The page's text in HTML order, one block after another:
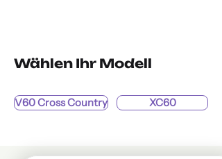
Wählen Ihr Modell
V60 Cross Country XC60